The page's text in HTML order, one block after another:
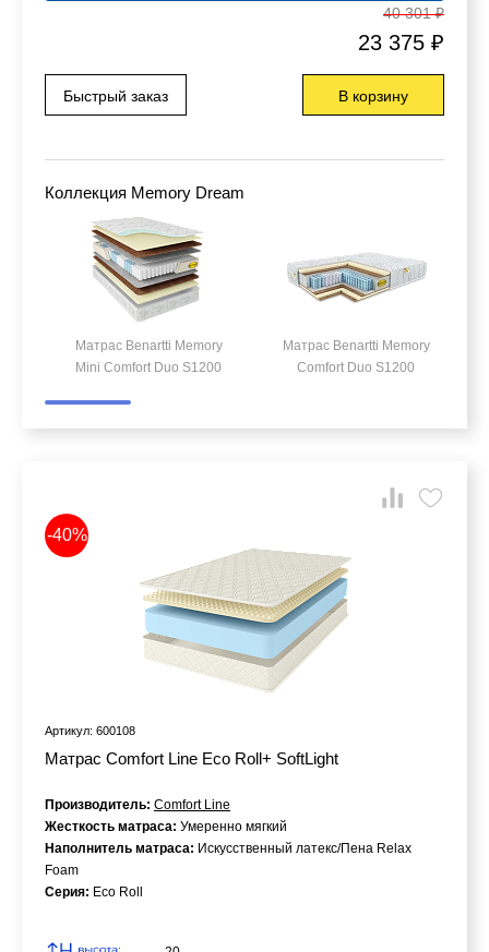
Быстрый заказ В корзину
40 301 ₽
23 375 ₽
Коллекция Memory Dream
Матрас Benartti Memory
Mini Comfort Duo S1200
Матрас Benartti Memory
Comfort Duo S1200
-40%
Артикул: 600108
Матрас Comfort Line Eco Roll+ SoftLight
Производитель: Comfort Line
Жесткость матраса: Умеренно мягкий
Наполнитель матраса: Искусственный латекс/Пена Relax
Foam
Серия: Eco Roll